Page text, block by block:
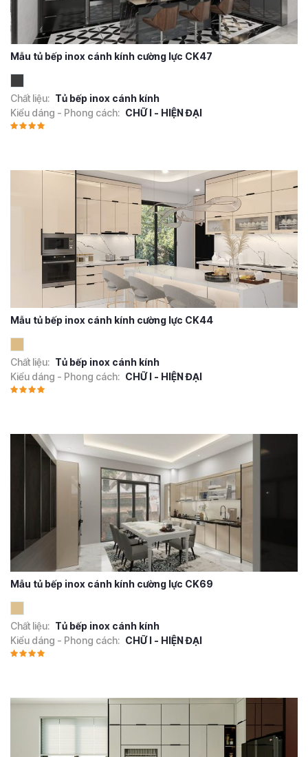
Mẫu tủ bếp inox cánh kính cường lực CK47
Chất liệu: Tủ bếp inox cánh kính
Kiểu dáng - Phong cách: CHỮ I - HIỆN ĐẠI
Mẫu tủ bếp inox cánh kính cường lực CK44
Chất liệu: Tủ bếp inox cánh kính
Kiểu dáng - Phong cách: CHỮ I - HIỆN ĐẠI
Mẫu tủ bếp inox cánh kính cường lực CK69
Chất liệu: Tủ bếp inox cánh kính
Kiểu dáng - Phong cách: CHỮ I - HIỆN ĐẠI